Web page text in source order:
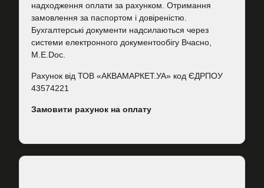
надходження оплати за рахунком. Отримання
замовлення за паспортом і довіреністю.
Бухгалтерські документи надсилаються через
системи електронного документообігу Вчасно,
M.E.Doc.
Рахунок від ТОВ «АКВАМАРКЕТ.УА» код ЄДРПОУ
43574221
Замовити рахунок на оплату